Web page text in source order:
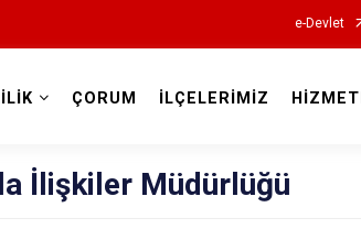
e-Devlet
ÇORUM İLÇELERİMİZ
İlişkiler Müdürlüğü